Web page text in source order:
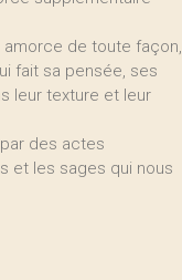
de toute façon,
fait sa pensée, ses
leur texture et leur
des actes
et les sages qui nous